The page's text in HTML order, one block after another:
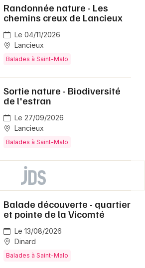
Randonnée nature - Les
chemins creux de Lancieux
Le 04/11/2026
Lancieux
Balades à Saint-Malo
Sortie nature - Biodiversité
de l'estran
Le 27/09/2026
Lancieux
Balades à Saint-Malo
Balade découverte - quartier
et pointe de la Vicomté
Le 13/08/2026
Dinard
Balades à Saint-Malo